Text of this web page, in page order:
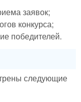
заявок;
конкурса;
победителей.
следующие